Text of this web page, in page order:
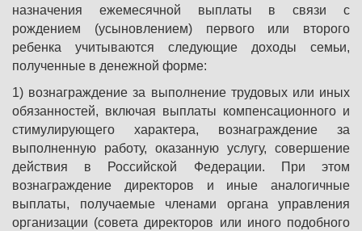
назначения ежемесячной выплаты в связи с
рождением (усыновлением) первого или второго
ребенка учитываются следующие доходы семьи,
полученные в денежной форме:
1) вознаграждение за выполнение трудовых или иных
обязанностей, включая выплаты компенсационного и
стимулирующего характера, вознаграждение за
выполненную работу, оказанную услугу, совершение
действия в Российской Федерации. При этом
вознаграждение директоров и иные аналогичные
выплаты, получаемые членами органа управления
организации (совета директоров или иного подобного